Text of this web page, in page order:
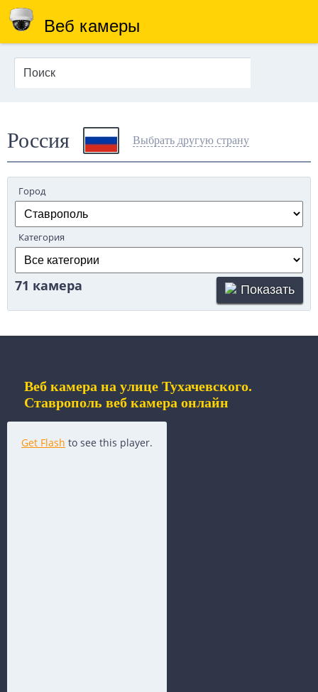
Веб камеры
Россия Выбрать другую страну
Город
Категория
71 камера Показать
Веб камера на улице Тухачевского.
Ставрополь веб камера онлайн
Get Flash to see this player.